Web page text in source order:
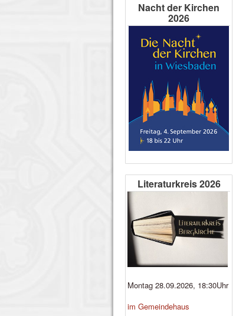
Nacht der Kirchen
2026
Literaturkreis 2026
Montag 28.09.2026, 18:30Uhr
im Gemeindehaus